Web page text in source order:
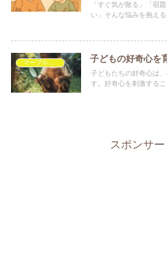
「すぐ気が散る」「宿
い」そんな悩みを抱え
子どもの好奇心を
子どもたちの好奇心は
す。好奇心を刺激する
スポンサー